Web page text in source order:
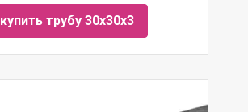
купить трубу 30х30х3